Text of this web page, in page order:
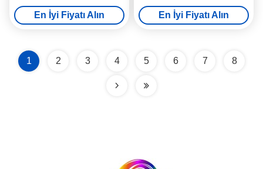
için OPC Davul Sıcak Satış
Yeni OPC Davul Kiti Yüksek
Kaliteye Sahiptir
En İyi Fiyatı Alın
Satış Yeni OPC Davul Kiti
Uzun Ömürlü ve Yüksek
Kaliteli Ofis Kırtasiye Var
En İyi Fiyatı Alın
1 2 3 4 5 6 7 8